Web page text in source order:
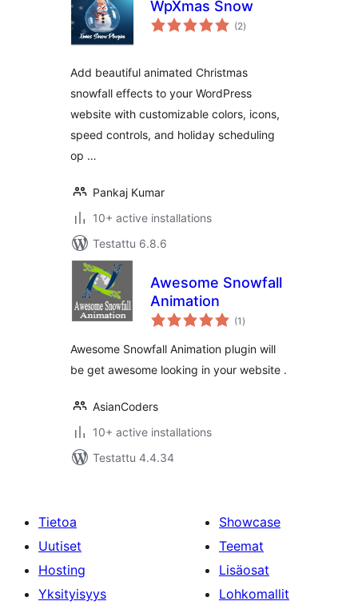
WpXmas Snow
(2arvosanat
yhteensä
)
Add beautiful animated Christmas
snowfall effects to your WordPress
website with customizable colors, icons,
speed controls, and holiday scheduling
op …
Pankaj Kumar
10+ active installations
Testattu 6.8.6
Awesome Snowfall
Animation
(1 arvosanat
yhteensä
)
Awesome Snowfall Animation plugin will
be get awesome looking in your website .
AsianCoders
10+ active installations
Testattu 4.4.34
Tietoa
Uutiset
Hosting
Yksityisyys
Showcase
Teemat
Lisäosat
Lohkomallit